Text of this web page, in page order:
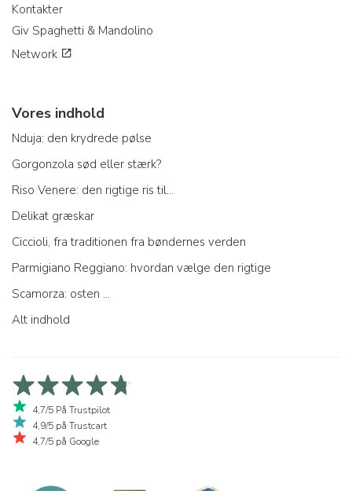
Kontakter
Giv Spaghetti & Mandolino
Network
Vores indhold
Nduja: den krydrede pølse
Gorgonzola sød eller stærk?
Riso Venere: den rigtige ris til...
Delikat græskar
Ciccioli, fra traditionen fra bøndernes verden
Parmigiano Reggiano: hvordan vælge den rigtige
Scamorza: osten ...
Alt indhold
4,7/5 På Trustpilot
4,9/5 på Trustcart
4,7/5 på Google